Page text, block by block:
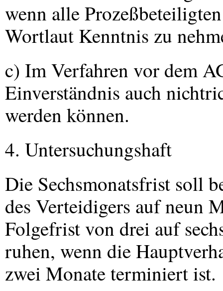
wenn alle
Wortlaut Kenntnis zu
c) Im Verfahren vor dem
Einverständnis auch
werden können.
4. Untersuchungshaft
Die Sechsmonatsfrist soll
des Verteidigers auf neun
Folgefrist von drei auf
ruhen, wenn die
zwei Monate terminiert ist.